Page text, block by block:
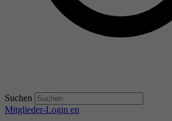
Suchen
Mitglieder-Login en